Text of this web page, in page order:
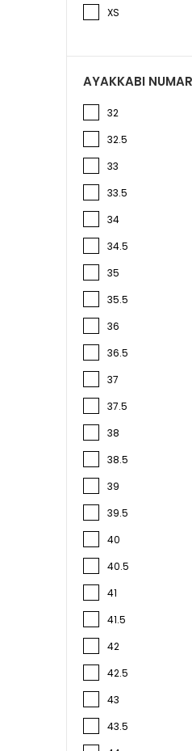
XS
AYAKKABI
32
32.5
33
33.5
34
34.5
35
35.5
36
36.5
37
37.5
38
38.5
39
39.5
40
40.5
41
41.5
42
42.5
43
43.5